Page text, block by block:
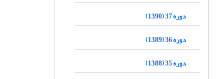
دوره 37 (1390)
دوره 36 (1389)
دوره 35 (1388)